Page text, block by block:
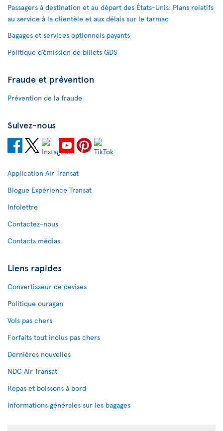
Passagers à destination et au départ des États-Unis: Plans relatifs
au service à la clientèle et aux délais sur le tarmac
Bagages et services optionnels payants
Politique d’émission de billets GDS
Fraude et prévention
Prévention de la fraude
Suivez-nous
Application Air Transat
Blogue Expérience Transat
Infolettre
Contactez-nous
Contacts médias
Liens rapides
Convertisseur de devises
Politique ouragan
Vols pas chers
Forfaits tout inclus pas chers
Dernières nouvelles
NDC Air Transat
Repas et boissons à bord
Informations générales sur les bagages